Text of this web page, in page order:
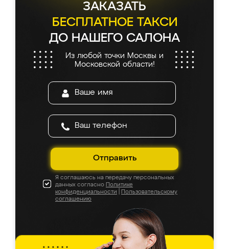
ЗАКАЗАТЬ
БЕСПЛАТНОЕ ТАКСИ
ДО НАШЕГО САЛОНА
Из любой точки Москвы и
Московской области!
Отправить
Я соглашаюсь на передачу персональных
данных согласно Политике
конфиденциальности
Пользовательскому
соглашению